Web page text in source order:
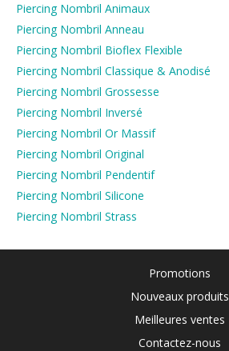
Piercing Nombril Animaux
Piercing Nombril Anneau
Piercing Nombril Bioflex Flexible
Piercing Nombril Classique & Anodisé
Piercing Nombril Grossesse
Piercing Nombril Inversé
Piercing Nombril Or Massif
Piercing Nombril Original
Piercing Nombril Pendentif
Piercing Nombril Silicone
Piercing Nombril Strass
Promotions
Nouveaux produits
Meilleures ventes
Contactez-nous